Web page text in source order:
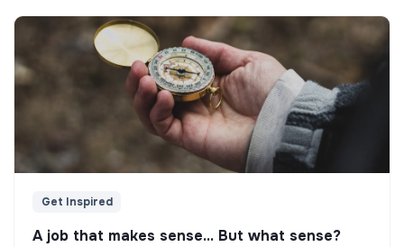
Get Inspired
A job that makes sense... But what sense?